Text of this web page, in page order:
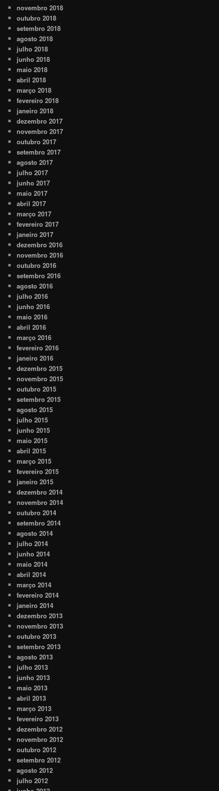
novembro 2018
outubro 2018
setembro 2018
agosto 2018
julho 2018
junho 2018
maio 2018
abril 2018
março 2018
fevereiro 2018
janeiro 2018
dezembro 2017
novembro 2017
outubro 2017
setembro 2017
agosto 2017
julho 2017
junho 2017
maio 2017
abril 2017
março 2017
fevereiro 2017
janeiro 2017
dezembro 2016
novembro 2016
outubro 2016
setembro 2016
agosto 2016
julho 2016
junho 2016
maio 2016
abril 2016
março 2016
fevereiro 2016
janeiro 2016
dezembro 2015
novembro 2015
outubro 2015
setembro 2015
agosto 2015
julho 2015
junho 2015
maio 2015
abril 2015
março 2015
fevereiro 2015
janeiro 2015
dezembro 2014
novembro 2014
outubro 2014
setembro 2014
agosto 2014
julho 2014
junho 2014
maio 2014
abril 2014
março 2014
fevereiro 2014
janeiro 2014
dezembro 2013
novembro 2013
outubro 2013
setembro 2013
agosto 2013
julho 2013
junho 2013
maio 2013
abril 2013
março 2013
fevereiro 2013
dezembro 2012
novembro 2012
outubro 2012
setembro 2012
agosto 2012
julho 2012